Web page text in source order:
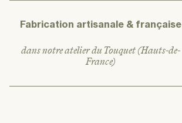
Fabrication artisanale & française
dans notre atelier du Touquet (Hauts-de-
France)